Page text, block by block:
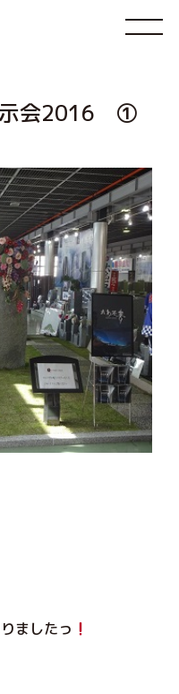
示会2016 ①
ましたっ